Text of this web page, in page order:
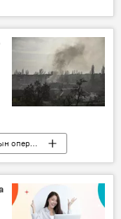
мандат
Россиянын Донбассты коргоо боюнча атайын операциясы